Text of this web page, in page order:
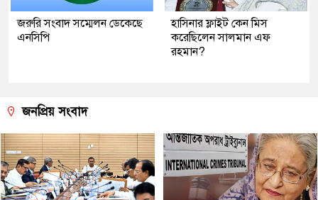
জরুরি সংবাদ সম্মেলন ডেকেছে
এনসিপি
হাসিনার ফ্লাইট কেন মিস
করেছিলেন সালমান এফ
রহমান?
জনপ্রিয় সংবাদ